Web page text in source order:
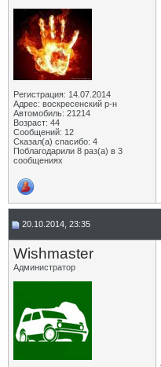
Регистрация: 14.07.2014
Адрес: воскресенский р-н
Автомобиль: 21214
Возраст: 44
Сообщений: 12
Сказал(а) спасибо: 4
Поблагодарили 8 раз(а) в 3
сообщениях
20.10.2014, 23:35
Wishmaster
Администратор